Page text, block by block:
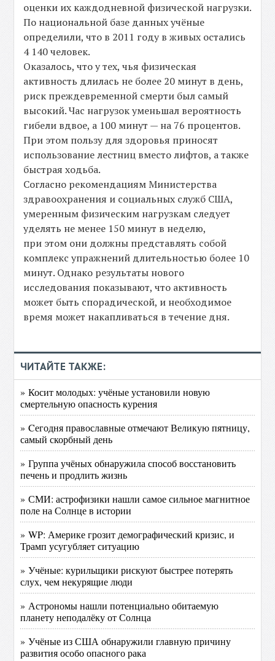
оценки их каждодневной физической нагрузки.
По национальной базе данных учёные
определили, что в 2011 году в живых остались
4 140 человек.
Оказалось, что у тех, чья физическая
активность длилась не более 20 минут в день,
риск преждевременной смерти был самый
высокий. Час нагрузок уменьшал вероятность
гибели вдвое, а 100 минут — на 76 процентов.
При этом пользу для здоровья приносят
использование лестниц вместо лифтов, а также
быстрая ходьба.
Согласно рекомендациям Министерства
здравоохранения и социальных служб США,
умеренным физическим нагрузкам следует
уделять не менее 150 минут в неделю,
при этом они должны представлять собой
комплекс упражнений длительностью более 10
минут. Однако результаты нового
исследования показывают, что активность
может быть спорадической, и необходимое
время может накапливаться в течение дня.
ЧИТАЙТЕ ТАКЖЕ:
» Косит молодых: учёные установили новую
смертельную опасность курения
» Cегодня православные отмечают Великую пятницу,
самый скорбный день
» Группа учёных обнаружила способ восстановить
печень и продлить жизнь
» СМИ: астрофизики нашли самое сильное магнитное
поле на Солнце в истории
» WP: Америке грозит демографический кризис, и
Трамп усугубляет ситуацию
» Учёные: курильщики рискуют быстрее потерять
слух, чем некурящие люди
» Астрономы нашли потенциально обитаемую
планету неподалёку от Солнца
» Учёные из США обнаружили главную причину
развития особо опасного рака